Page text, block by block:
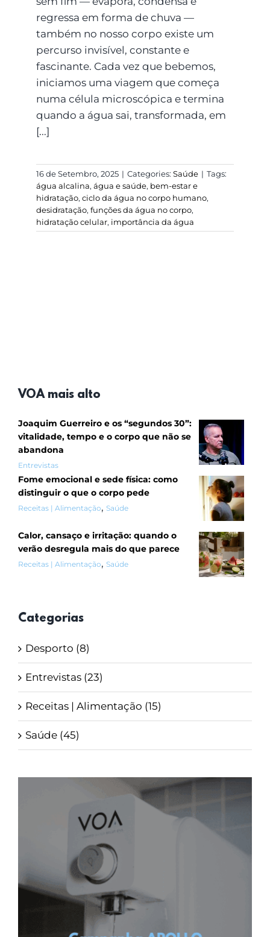
regressa em forma de chuva —
também no nosso corpo existe um
percurso invisível, constante e
fascinante. Cada vez que bebemos,
iniciamos uma viagem que começa
numa célula microscópica e termina
quando a água sai, transformada, em
[...]
16 de Setembro, 2025 | Categories: Saúde | Tags:
água alcalina, água e saúde, bem-estar e
hidratação, ciclo da água no corpo humano,
desidratação, funções da água no corpo,
hidratação celular, importância da água
VOA mais alto
Joaquim Guerreiro e os “segundos 30”:
vitalidade, tempo e o corpo que não se
abandona
Entrevistas
Fome emocional e sede física: como
distinguir o que o corpo pede
Receitas | Alimentação, Saúde
Calor, cansaço e irritação: quando o
verão desregula mais do que parece
Receitas | Alimentação, Saúde
Categorias
Desporto (8)
Entrevistas (23)
Receitas | Alimentação (15)
Saúde (45)